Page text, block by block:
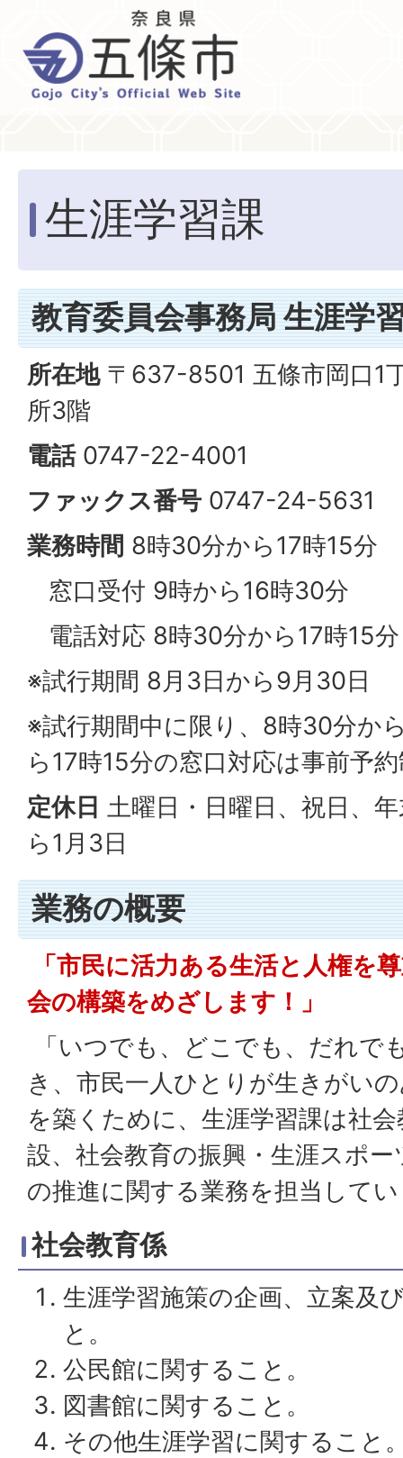
生涯学習課
教育委員会事務局 生涯学
所在地〒637-8501 五條市岡口1
所3階
電話0747-22-4001
ファックス番号 0747-24-5631
業務時間 8時30分から17時15分
窓口受付 9時から16時30分
電話対応 8時30分から17時15分
※試行期間 8月3日から9月30日
※試行期間中に限り、8時30分か
ら17時15分の窓口対応は事前予
定休日 土曜日・日曜日、祝日、
ら1月3日
業務の概要
「市民に活力ある生活と人権を
会の構築をめざします！」
「いつでも、どこでも、だれで
き、市民一人ひとりが生きがい
を築くために、生涯学習課は社
設、社会教育の振興・生涯スポ
の推進に関する業務を担当して
社会教育係
生涯学習施策の企画、立案及
と。
公民館に関すること。
図書館に関すること。
その他生涯学習に関すること